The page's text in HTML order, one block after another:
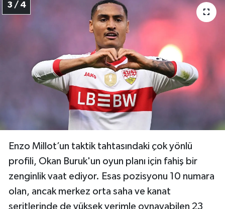
3 / 4
Enzo Millot’un taktik tahtasındaki çok yönlü
profili, Okan Buruk'un oyun planı için fahiş bir
zenginlik vaat ediyor. Esas pozisyonu 10 numara
olan, ancak merkez orta saha ve kanat
şeritlerinde de yüksek verimle oynayabilen 23